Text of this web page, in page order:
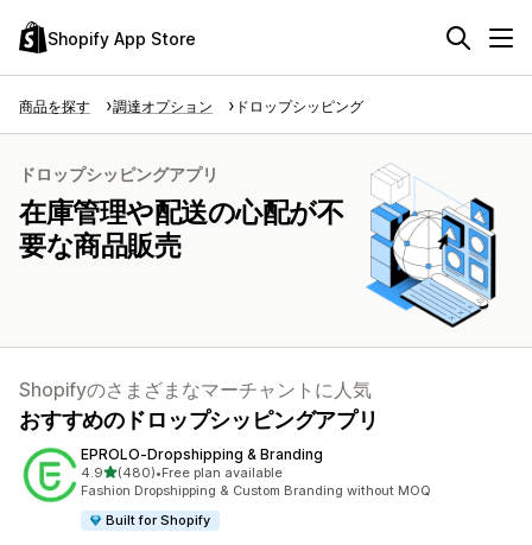
Shopify App Store
商品を探す 調達オプション ドロップシッピング
ドロップシッピングアプリ
在庫管理や配送の心配が不
要な商品販売
Shopifyのさまざまなマーチャントに人気
おすすめのドロップシッピングアプリ
EPROLO‑Dropshipping & Branding
4.95つ星中
(480)
合計レビュー数：480件
•Free plan available
Fashion Dropshipping & Custom Branding without MOQ
Built for Shopify